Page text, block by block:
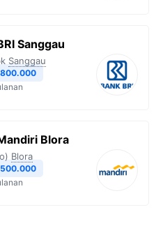
Sanggau
Sanggau
Blora
Blora